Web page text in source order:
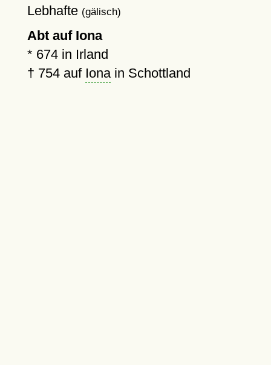
Lebhafte (gälisch)
Abt auf Iona
* 674in Irland
† 754auf Ionain Schottland